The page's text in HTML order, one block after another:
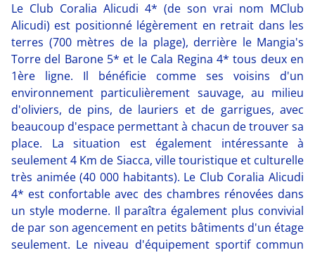
Le Club Coralia Alicudi 4* (de son vrai nom MClub
Alicudi) est positionné légèrement en retrait dans les
terres (700 mètres de la plage), derrière le Mangia's
Torre del Barone 5* et le Cala Regina 4* tous deux en
1ère ligne. Il bénéficie comme ses voisins d'un
environnement particulièrement sauvage, au milieu
d'oliviers, de pins, de lauriers et de garrigues, avec
beaucoup d'espace permettant à chacun de trouver sa
place. La situation est également intéressante à
seulement 4 Km de Siacca, ville touristique et culturelle
très animée (40 000 habitants). Le Club Coralia Alicudi
4* est confortable avec des chambres rénovées dans
un style moderne. Il paraîtra également plus convivial
de par son agencement en petits bâtiments d'un étage
seulement. Le niveau d'équipement sportif commun